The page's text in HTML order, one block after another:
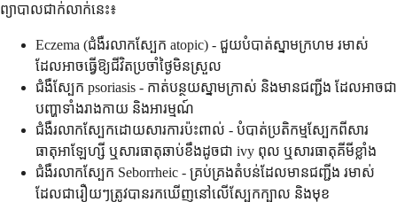
ព្យាបាលជាក់លាក់នេះ៖
Eczema (ជំងឺរលាកស្បែក atopic) - ជួយបំបាត់ស្នាមក្រហម រមាស់
ដែលអាចធ្វើឱ្យជីវិតប្រចាំថ្ងៃមិនស្រួល
ជំងឺស្បែក psoriasis - កាត់បន្ថយស្នាមក្រាស់ និងមានជញ្ជីង ដែលអាចជា
បញ្ហាទាំងរាងកាយ និងអារម្មណ៍
ជំងឺរលាកស្បែកដោយសារការប៉ះពាល់ - បំបាត់ប្រតិកម្មស្បែកពីសារ
ធាតុអាឡែហ្សី ឬសារធាតុឆាប់ខឹងដូចជា ivy ពុល ឬសារធាតុគីមីខ្លាំង
ជំងឺរលាកស្បែក Seborrheic - គ្រប់គ្រងតំបន់ដែលមានជញ្ជីង រមាស់
ដែលជារឿយៗត្រូវបានរកឃើញនៅលើស្បែកក្បាល និងមុខ